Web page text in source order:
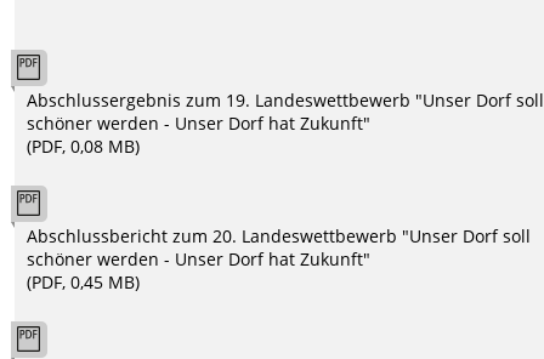
Abschlussergebnis zum 19. Landeswettbewerb "Unser Dorf soll
schöner werden - Unser Dorf hat Zukunft"
(PDF, 0,08 MB)
Abschlussbericht zum 20. Landeswettbewerb "Unser Dorf soll
schöner werden - Unser Dorf hat Zukunft"
(PDF, 0,45 MB)